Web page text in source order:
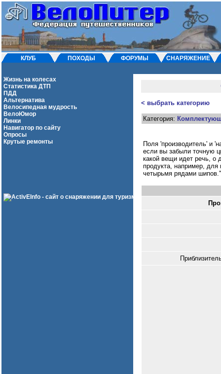
КЛУБ ПОХОДЫ ФОРУМЫ СНАРЯЖЕНИЕ
Жизнь на колесах
Статистика ДТП
ПДД
Альтернатива
Велосипедная мудрость
ВелоЮмор
Линки
Навигатор по сайту
Опросы
Крутые ремонты
< выбрать категорию
Категория:
Поля 'производитель' и
если вы забыли точную
какой вещи идет речь, о
продукта, например,
четырьмя рядами шипов."